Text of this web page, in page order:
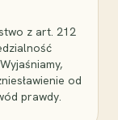
z art. 212
od
prawdy.